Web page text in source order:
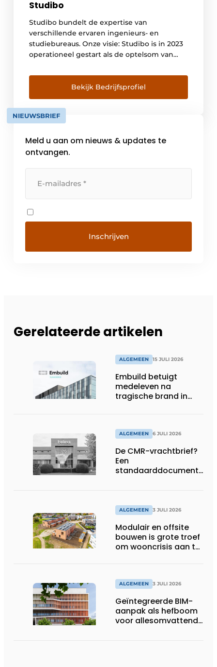
Studibo
Studibo bundelt de expertise van
verschillende ervaren ingenieurs- en
studiebureaus. Onze visie: Studibo is in 2023
operationeel gestart als de optelsom van
Vlaamse provincies: Feys, RaCo, Concreet en
Stabico. In het najaar van 2023 is Keurdesk
toegetreden tot de groep en in 2024
kwamen ook Bureau De Fonseca en […]
Bekijk Bedrijfsprofiel
NIEUWSBRIEF
Meld u aan om nieuws & updates te
ontvangen.
Gerelateerde artikelen
ALGEMEEN 15 JULI 2026
Embuild betuigt
medeleven na
tragische brand in
ALGEMEEN 6 JULI 2026
De CMR-vrachtbrief?
Een
standaarddocument
ALGEMEEN 3 JULI 2026
Modulair en offsite
bouwen is grote troef
om wooncrisis aan te
ALGEMEEN 3 JULI 2026
Geïntegreerde BIM-
aanpak als hefboom
voor allesomvattende